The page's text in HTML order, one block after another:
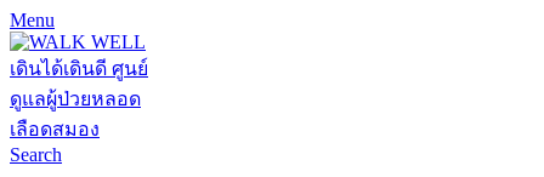
Menu
Search